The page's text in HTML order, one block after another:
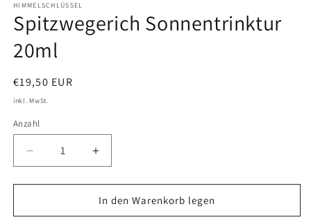
in
Modal
öffnen
HIMMELSCHLÜSSEL
Spitzwegerich Sonnentrinktur
20ml
Normaler
Preis
€19,50 EUR
inkl. MwSt.
Anzahl
Verringere
die
Menge
Spitzwegerich
Erhöhe
die
Menge
für
Spitzwegerich
In den Warenkorb legen